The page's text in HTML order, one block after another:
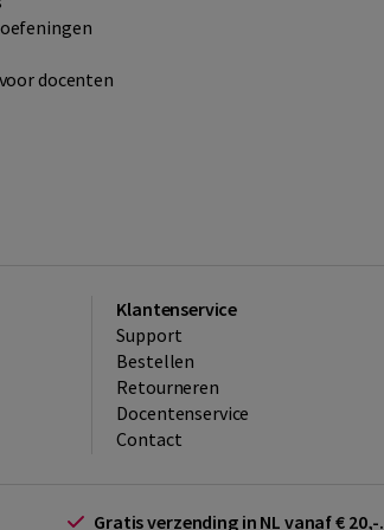
docenten
Klantenservice
Support
Bestellen
​Retourneren
Docentenservice
Contact
Gratis verzending in NL vanaf € 20,-.